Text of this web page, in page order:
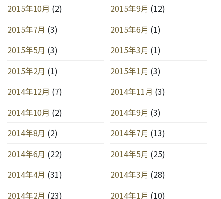
2015年10月 (2) 2015年9月 (12)
2015年7月 (3) 2015年6月 (1)
2015年5月 (3) 2015年3月 (1)
2015年2月 (1) 2015年1月 (3)
2014年12月 (7) 2014年11月 (3)
2014年10月 (2) 2014年9月 (3)
2014年8月 (2) 2014年7月 (13)
2014年6月 (22) 2014年5月 (25)
2014年4月 (31) 2014年3月 (28)
2014年2月 (23) 2014年1月 (10)